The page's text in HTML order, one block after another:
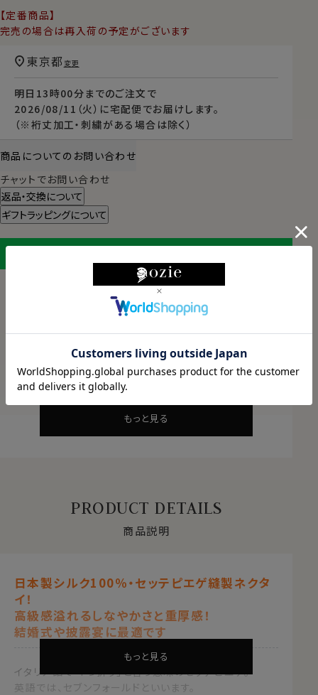
【定番商品】
完売の場合は再入荷の予定がございます
明日 13時00分 までのご注文で
2026/08/11（火） に宅配便 でお届けします。
（※裄丈加工・刺繍がある場合は除く）
東京都 変更
商品についてのお問い合わせ
チャットでお問い合わせ
返品・交換について
ギフトラッピングについて
ABOUT PRODUCT
商品について
もっと見る
PRODUCT DETAILS
商品説明
日本製シルク100％・セッテピエゲ縫製ネクタ
イ！
高級感溢れるしなやかさと重厚感！
結婚式や披露宴に最適です
イタリア語で「7つ折り」と言う意味のセッテピエゲ。
英語では、セブンフォールドといいます。
もっと見る